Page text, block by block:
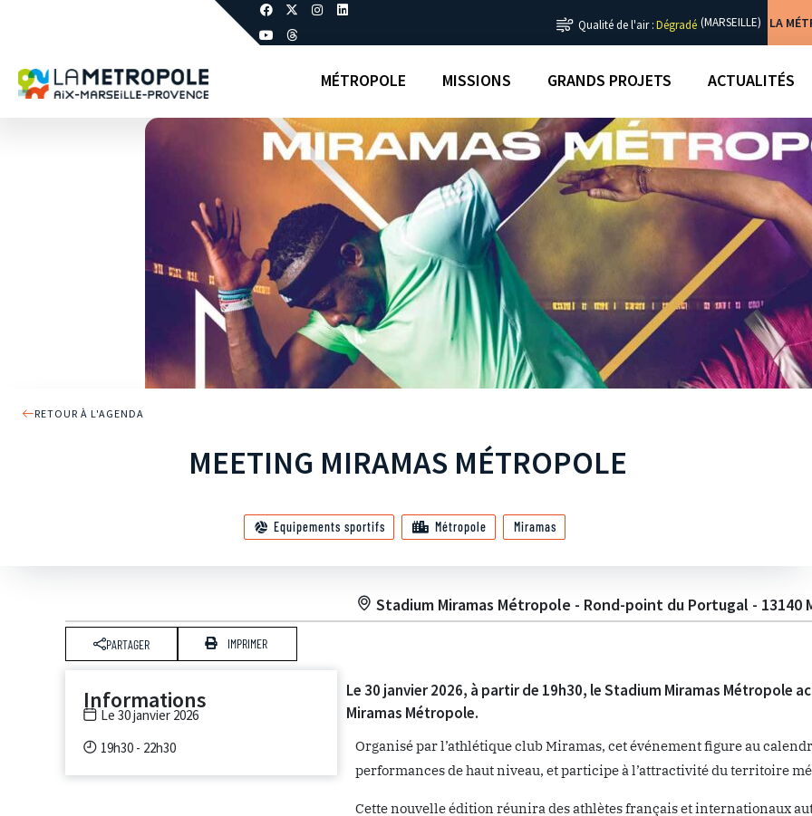
Qualité de l'air :Dégradé (MARSEILLE) LA
MÉTROPOLE MISSIONS GRANDS PROJETS ACTUALITÉS
RETOUR À L'AGENDA
MEETING MIRAMAS MÉTROPOLE
Equipements sportifs Métropole Miramas
Stadium Miramas Métropole - Rond-point du Portugal - 13140
PARTAGER IMPRIMER
Informations
Le 30 janvier 2026
19h30 - 22h30
Le 30 janvier 2026, à partir de 19h30, le Stadium Miramas Métropole
Miramas Métropole.
Organisé par l’athlétique club Miramas, cet événement figure au
performances de haut niveau, et participe à l’attractivité du territoire
Cette nouvelle édition réunira des athlètes français et internationaux